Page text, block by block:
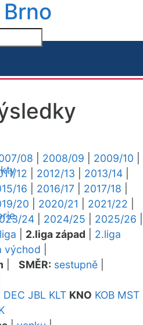
08 2008/09 2009/10
12 2012/13 2013/14
16 2016/17 2017/18
20 2020/21 2021/22
24 2024/25 2025/26
2.liga západ
2.liga
východ
SMĚR: sestupně
DEC JBL KLT KNO KOB MST